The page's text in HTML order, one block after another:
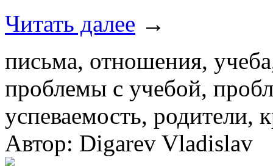
Читать далее →
письма, отношения,
проблемы с учебой,
успеваемость, родители,
Автор: Digarev Vladislav